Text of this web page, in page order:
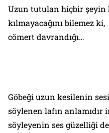
Uzun tutulan hiçbir şeyin
kılmayacağını bilemez
cömert davrandığı…
Göbeği uzun kesilenin
söylenen lafın anlamıdır
söyleyenin ses güzelliği